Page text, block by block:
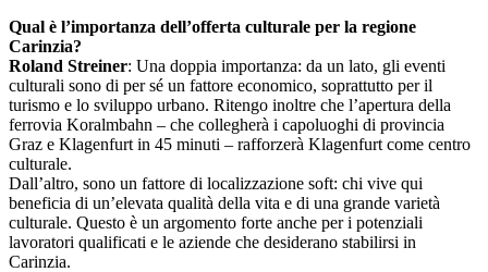
Qual è l’importanza dell’offerta culturale per la regione
Carinzia?
Roland Streiner: Una doppia importanza: da un lato, gli eventi
culturali sono di per sé un fattore economico, soprattutto per il
turismo e lo sviluppo urbano. Ritengo inoltre che l’apertura della
ferrovia Koralmbahn – che collegherà i capoluoghi di provincia
Graz e Klagenfurt in 45 minuti – rafforzerà Klagenfurt come centro
culturale.
Dall’altro, sono un fattore di localizzazione soft: chi vive qui
beneficia di un’elevata qualità della vita e di una grande varietà
culturale. Questo è un argomento forte anche per i potenziali
lavoratori qualificati e le aziende che desiderano stabilirsi in
Carinzia.